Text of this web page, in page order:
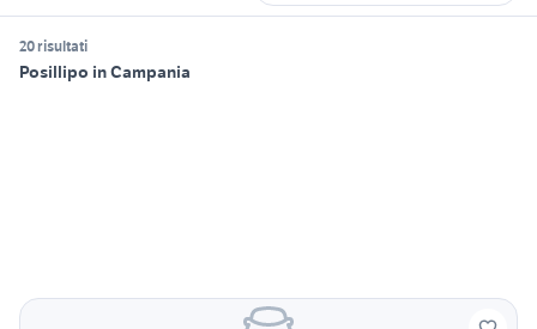
20 risultati
Posillipo in Campania